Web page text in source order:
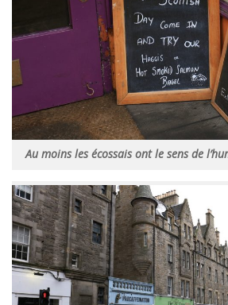
Au moins les écossais ont le sens de